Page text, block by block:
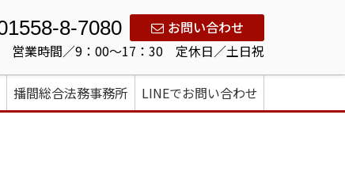
8-7080
お問い合わせ
営業時間／9：00～17：30 定休日／土日祝
播間総合法務事務所 LINEでお問い合わせ